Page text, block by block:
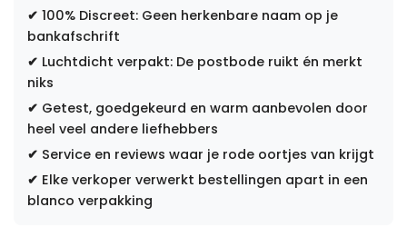
✔ 100% Discreet: Geen herkenbare naam op je
bankafschrift
✔ Luchtdicht verpakt: De postbode ruikt én merkt
niks
✔ Getest, goedgekeurd en warm aanbevolen door
heel veel andere liefhebbers
✔ Service en reviews waar je rode oortjes van krijgt
✔ Elke verkoper verwerkt bestellingen apart in een
blanco verpakking